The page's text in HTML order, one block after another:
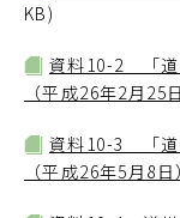
KB)
資料10-2 「道
（平成26年2月25
資料10-3 「道
（平成26年5月8日